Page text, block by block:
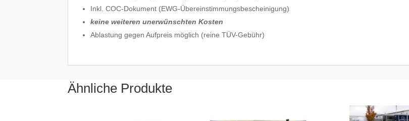
Inkl. COC-Dokument (EWG-Übereinstimmungsbescheinigung)
keine weiteren unerwünschten Kosten
Ablastung gegen Aufpreis möglich (reine TÜV-Gebühr)
Ähnliche Produkte